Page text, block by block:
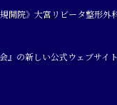
開院》大宮リビータ整形外
』の新しい公式ウェブサイ